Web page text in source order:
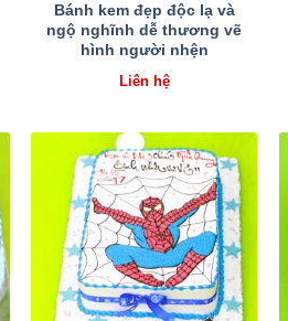
Bánh kem đẹp độc lạ và
ngộ nghĩnh dễ thương vẽ
hình người nhện
Liên hệ